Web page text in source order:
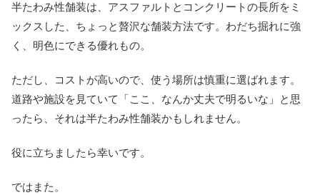
半たわみ性舗装は、アスファルトとコンクリートの長所をミ
ックスした、ちょっと贅沢な舗装方法です。わだち掘れに強
く、明色にできる優れもの。
ただし、コストが高いので、使う場所は慎重に選ばれます。
道路や施設を見ていて「ここ、なんか丈夫で明るいな」と思
ったら、それは半たわみ性舗装かもしれません。
役に立ちましたら幸いです。
ではまた。